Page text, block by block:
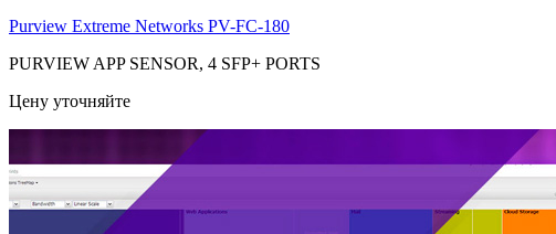
Purview Extreme Networks PV-FC-180
PURVIEW APP SENSOR, 4 SFP+ PORTS
Цену уточняйте